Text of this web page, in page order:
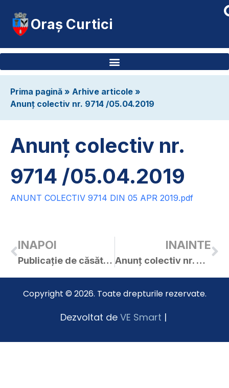
Oraș Curtici
Prima pagină » Arhive articole »
Anunț colectiv nr. 9714 /05.04.2019
Anunț colectiv nr.
9714 /05.04.2019
ANUNT COLECTIV 9714 DIN 05 APR 2019.pdf
INAPOI
Publicație de căsătorie – Bozeșan Marius-Claudiu / Cociuban Miruna
INAINTE
Anunț colectiv nr. 9726 / 05.04.2019
Copyright © 2026. Toate drepturile rezervate.
Dezvoltat de VE Smart |